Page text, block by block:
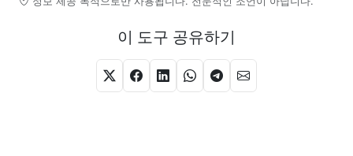
이 도구 공유하기